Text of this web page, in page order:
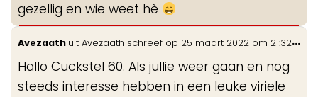
gezellig en wie weet hè
Avezaath uit Avezaath schreef op 25 maart 2022 om 21:32
Hallo Cuckstel 60. Als jullie weer gaan en nog
steeds interesse hebben in een leuke viriele
...